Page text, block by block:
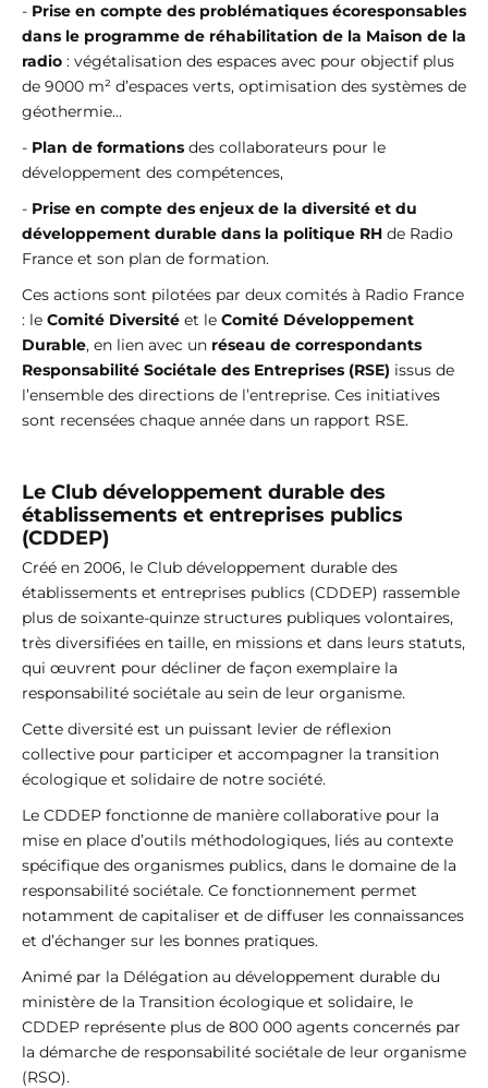
- Prise en compte des problématiques écoresponsables
dans le programme de réhabilitation de la Maison de la
radio : végétalisation des espaces avec pour objectif plus
de 9000 m² d’espaces verts, optimisation des systèmes de
géothermie…
- Plan de formations des collaborateurs pour le
développement des compétences,
- Prise en compte des enjeux de la diversité et du
développement durable dans la politique RH de Radio
France et son plan de formation.
Ces actions sont pilotées par deux comités à Radio France
: le Comité Diversité et le Comité Développement
Durable, en lien avec un réseau de correspondants
Responsabilité Sociétale des Entreprises (RSE) issus de
l’ensemble des directions de l’entreprise. Ces initiatives
sont recensées chaque année dans un rapport RSE.
Le Club développement durable des
établissements et entreprises publics
(CDDEP)
Créé en 2006, le Club développement durable des
établissements et entreprises publics (CDDEP) rassemble
plus de soixante-quinze structures publiques volontaires,
très diversifiées en taille, en missions et dans leurs statuts,
qui œuvrent pour décliner de façon exemplaire la
responsabilité sociétale au sein de leur organisme.
Cette diversité est un puissant levier de réflexion
collective pour participer et accompagner la transition
écologique et solidaire de notre société.
Le CDDEP fonctionne de manière collaborative pour la
mise en place d’outils méthodologiques, liés au contexte
spécifique des organismes publics, dans le domaine de la
responsabilité sociétale. Ce fonctionnement permet
notamment de capitaliser et de diffuser les connaissances
et d’échanger sur les bonnes pratiques.
Animé par la Délégation au développement durable du
ministère de la Transition écologique et solidaire, le
CDDEP représente plus de 800 000 agents concernés par
la démarche de responsabilité sociétale de leur organisme
(RSO).